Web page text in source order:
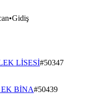
•Gidiş
LİSESİ#50347
BİNA#50439